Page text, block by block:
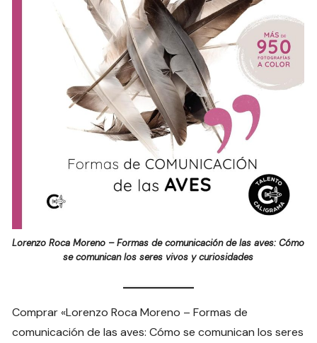
Lorenzo Roca Moreno – Formas de comunicación de las aves: Cómo
se comunican los seres vivos y curiosidades
Comprar «Lorenzo Roca Moreno – Formas de
comunicación de las aves: Cómo se comunican los seres